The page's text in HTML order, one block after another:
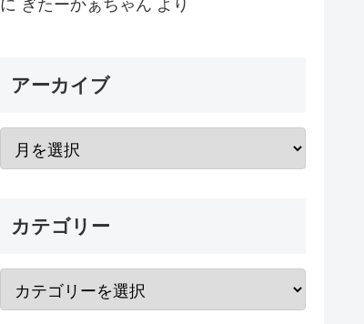
に ぎたーかぁちゃん より
アーカイブ
カテゴリー